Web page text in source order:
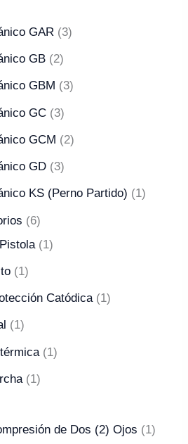
GAR
3
GB 2
GBM 3
GC 3
GCM 2
GD 3
KS (Perno Partido) 1
6
1
1
Catódica 1
1
1
1
de Dos (2) Ojos
1